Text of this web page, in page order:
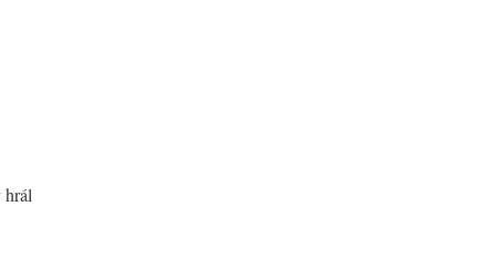
hrál